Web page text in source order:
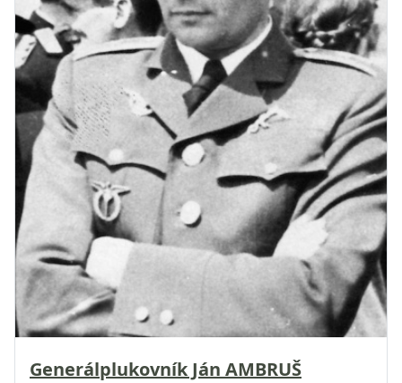
Generálplukovník Ján AMBRUŠ